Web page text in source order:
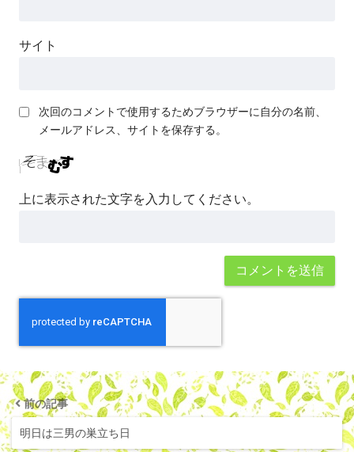
サイト
次回のコメントで使用するためブラウザーに自分の名前、
メールアドレス、サイトを保存する。
上に表示された文字を入力してください。
前の記事
明日は三男の巣立ち日